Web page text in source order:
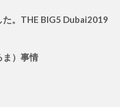
。THE BIG5 Dubai2019
ま）事情